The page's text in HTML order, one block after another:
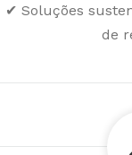
✔ Soluções
de